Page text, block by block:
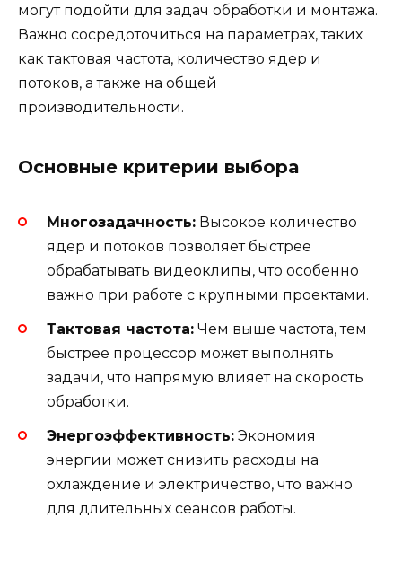
могут подойти для задач обработки и монтажа.
Важно сосредоточиться на параметрах, таких
как тактовая частота, количество ядер и
потоков, а также на общей
производительности.
Основные критерии выбора
Многозадачность: Высокое количество
ядер и потоков позволяет быстрее
обрабатывать видеоклипы, что особенно
важно при работе с крупными проектами.
Тактовая частота: Чем выше частота, тем
быстрее процессор может выполнять
задачи, что напрямую влияет на скорость
обработки.
Энергоэффективность: Экономия
энергии может снизить расходы на
охлаждение и электричество, что важно
для длительных сеансов работы.